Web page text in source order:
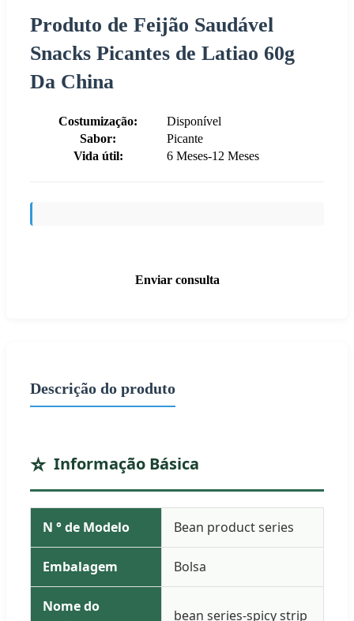
Produto de Feijão Saudável
Snacks Picantes de Latiao 60g
Da China
Costumização:
Disponível
Sabor:
Picante
Vida útil:
6 Meses-12 Meses
Enviar consulta
Descrição do produto
Informação Básica
N ° de Modelo Bean product series
Embalagem Bolsa
Nome do
bean series-spicy strip